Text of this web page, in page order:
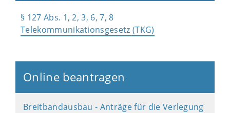
§ 127 Abs. 1, 2, 3, 6, 7, 8
Telekommunikationsgesetz (TKG)
Online beantragen
Breitbandausbau - Anträge für die Verlegung